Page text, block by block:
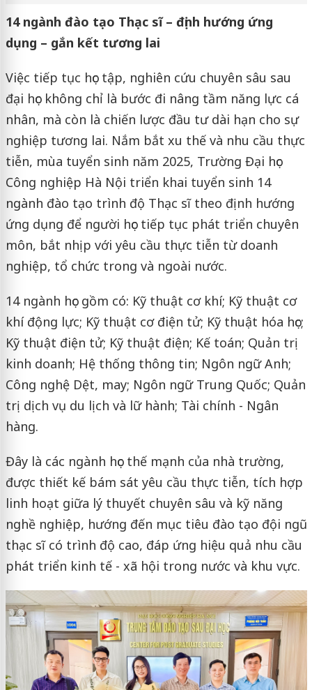
14 ngành đào tạo Thạc sĩ – định hướng ứng
dụng – gắn kết tương lai
Việc tiếp tục học tập, nghiên cứu chuyên sâu sau
đại học không chỉ là bước đi nâng tầm năng lực cá
nhân, mà còn là chiến lược đầu tư dài hạn cho sự
nghiệp tương lai. Nắm bắt xu thế và nhu cầu thực
tiễn, mùa tuyển sinh năm 2025, Trường Đại học
Công nghiệp Hà Nội triển khai tuyển sinh 14
ngành đào tạo trình độ Thạc sĩ theo định hướng
ứng dụng để người học tiếp tục phát triển chuyên
môn, bắt nhịp với yêu cầu thực tiễn từ doanh
nghiệp, tổ chức trong và ngoài nước.
14 ngành học gồm có: Kỹ thuật cơ khí; Kỹ thuật cơ
khí động lực; Kỹ thuật cơ điện tử; Kỹ thuật hóa học;
Kỹ thuật điện tử; Kỹ thuật điện; Kế toán; Quản trị
kinh doanh; Hệ thống thông tin; Ngôn ngữ Anh;
Công nghệ Dệt, may; Ngôn ngữ Trung Quốc; Quản
trị dịch vụ du lịch và lữ hành; Tài chính - Ngân
hàng.
Đây là các ngành học thế mạnh của nhà trường,
được thiết kế bám sát yêu cầu thực tiễn, tích hợp
linh hoạt giữa lý thuyết chuyên sâu và kỹ năng
nghề nghiệp, hướng đến mục tiêu đào tạo đội ngũ
thạc sĩ có trình độ cao, đáp ứng hiệu quả nhu cầu
phát triển kinh tế - xã hội trong nước và khu vực.